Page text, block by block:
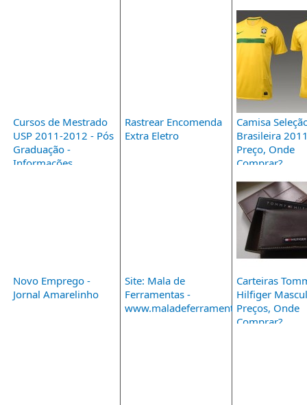
Cursos de Mestrado
USP 2011-2012 - Pós
Graduação -
Informações
Rastrear Encomenda
Extra Eletro
Camisa
Brasileira
Preço, Onde
Comprar?
Novo Emprego -
Jornal Amarelinho
Site: Mala de
Ferramentas -
www.maladeferramentas.com.br
Carteiras
Hilfiger
Preços, Onde
Comprar?